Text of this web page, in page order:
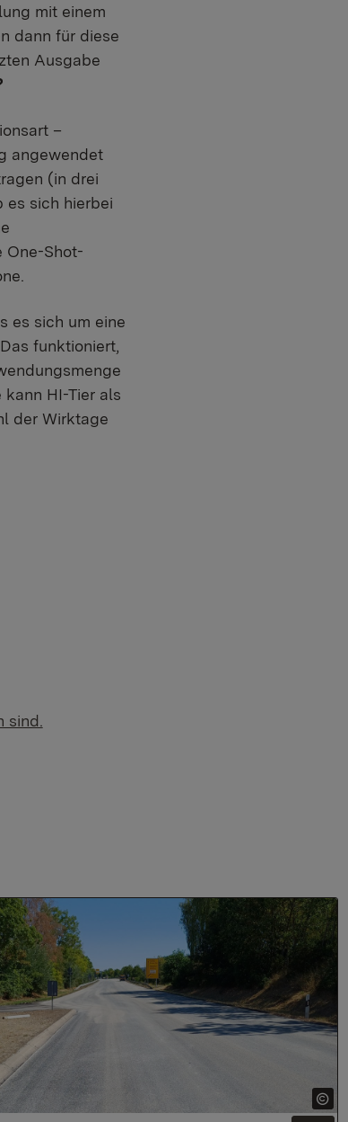
mit einem
dann für diese
Ausgabe
–
angewendet
(in drei
es sich hierbei
One-Shot-
es sich um eine
funktioniert,
HI-Tier als
der Wirktage